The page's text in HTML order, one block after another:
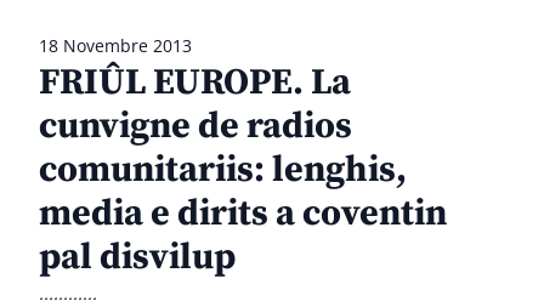
18 Novembre 2013
FRIÛL EUROPE. La
cunvigne de radios
comunitariis: lenghis,
media e dirits a coventin
pal disvilup
............